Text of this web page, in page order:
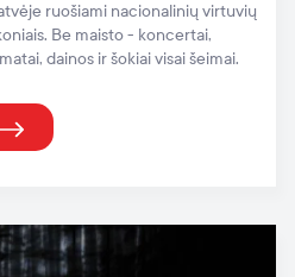
ruošiami nacionalinių virtuvių
Be maisto - koncertai,
dainos ir šokiai visai šeimai.